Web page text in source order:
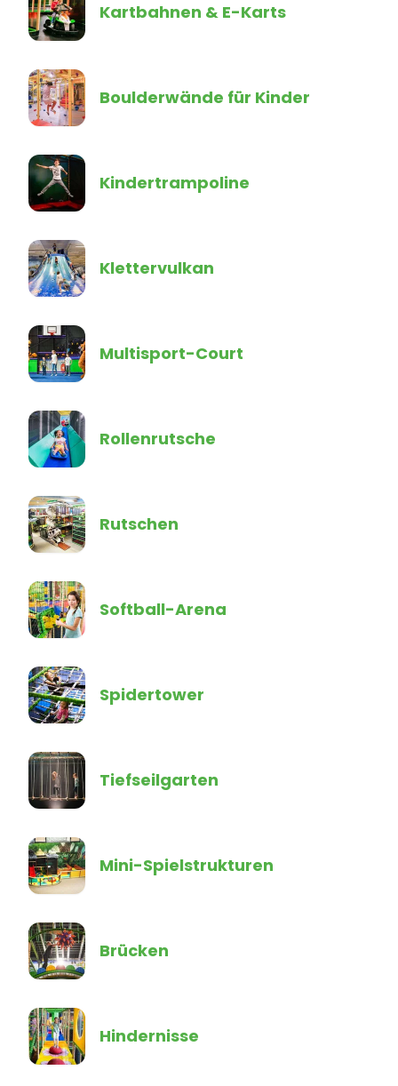
Kartbahnen & E-Karts
Boulderwände für Kinder
Kindertrampoline
Klettervulkan
Multisport-Court
Rollenrutsche
Rutschen
Softball-Arena
Spidertower
Tiefseilgarten
Mini-Spielstrukturen
Brücken
Hindernisse